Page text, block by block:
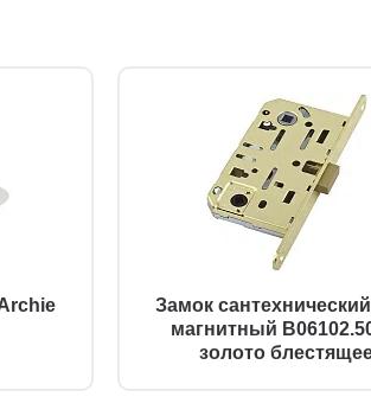
Замок
магнитный
золото